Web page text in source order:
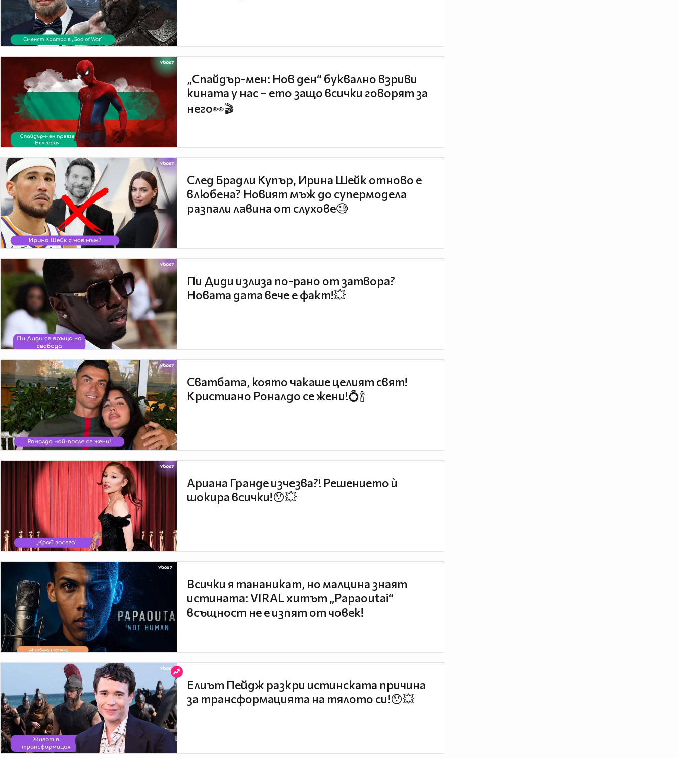
„Спайдър-мен: Нов ден“ буквално взриви
кината у нас – ето защо всички говорят за
него👀🎬
След Брадли Купър, Ирина Шейк отново е
влюбена? Новият мъж до супермодела
разпали лавина от слухове🧐
Пи Диди излиза по-рано от затвора?
Новата дата вече е факт!💥
Сватбата, която чакаше целият свят!
Кристиано Роналдо се жени!💍🍾
Ариана Гранде изчезва?! Решението ѝ
шокира всички!😯💥
Всички я тананикат, но малцина знаят
истината: VIRAL хитът „Papaoutai“
всъщност не е изпят от човек!
Елиът Пейдж разкри истинската причина
за трансформацията на тялото си!😯💥